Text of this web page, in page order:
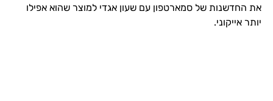
את החדשנות של סמארטפון עם שעון אגדי למוצר שהוא אפילו
יותר אייקוני.